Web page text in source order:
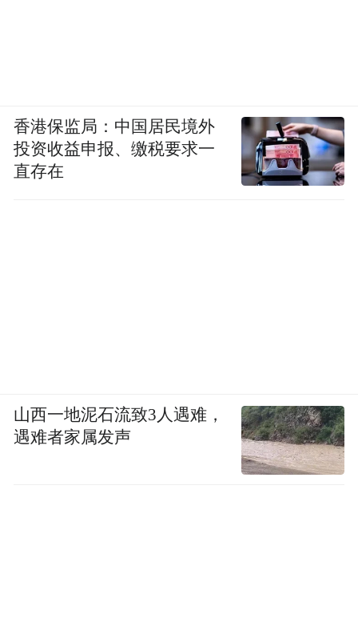
香港保监局：中国居民境外
投资收益申报、缴税要求一
直存在
山西一地泥石流致3人遇难，
遇难者家属发声